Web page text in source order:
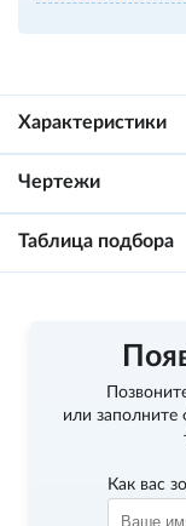
Характеристики
Чертежи
Таблица подбора
или
Как вас